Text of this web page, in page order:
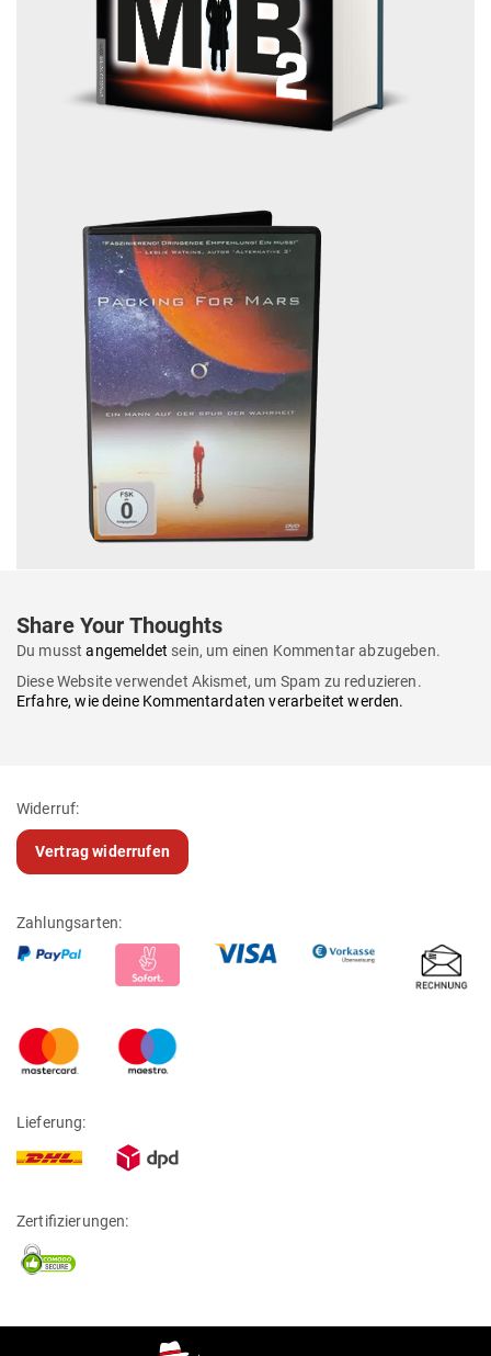
Share Your Thoughts
Du musstangemeldet sein, um einen Kommentar abzugeben.
Diese Website verwendet Akismet, um Spam zu reduzieren.
Erfahre, wie deine Kommentardaten verarbeitet werden.
Widerruf:
Vertrag widerrufen
Zahlungsarten:
Lieferung:
Zertifizierungen: